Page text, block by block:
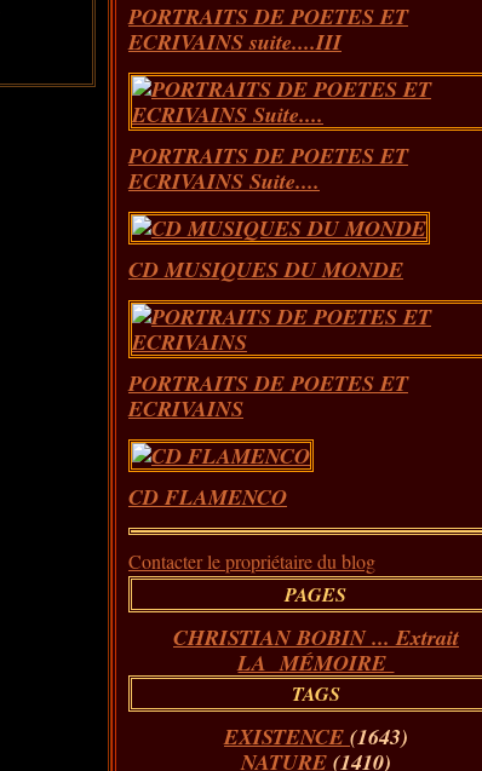
PORTRAITS DE POETES ET
ECRIVAINS suite....III
PORTRAITS DE POETES ET
ECRIVAINS Suite....
CD MUSIQUES DU MONDE
PORTRAITS DE POETES ET
ECRIVAINS
CD FLAMENCO
Contacter le propriétaire du blog
PAGES
CHRISTIAN BOBIN ... Extrait
LA MÉMOIRE
TAGS
EXISTENCE (1643)
NATURE (1410)